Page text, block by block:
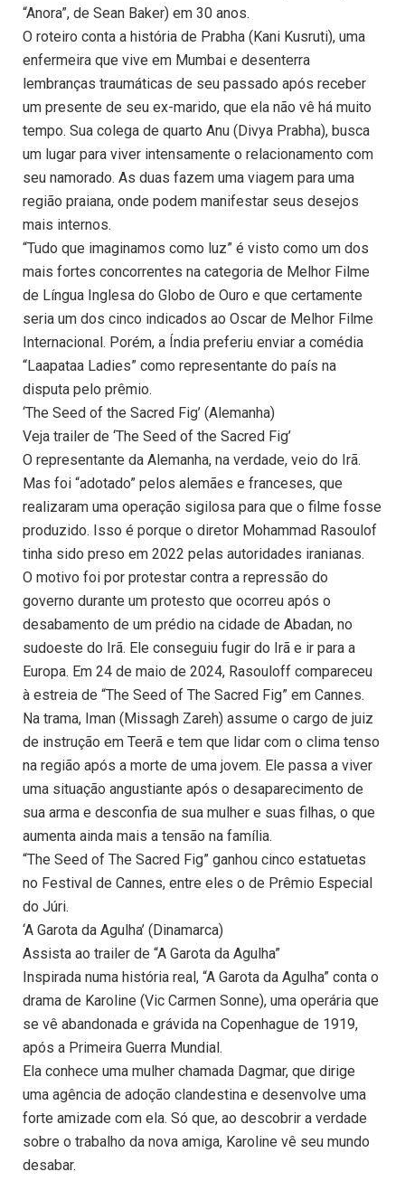
“Anora”, de Sean Baker) em 30 anos.
O roteiro conta a história de Prabha (Kani Kusruti), uma
enfermeira que vive em Mumbai e desenterra
lembranças traumáticas de seu passado após receber
um presente de seu ex-marido, que ela não vê há muito
tempo. Sua colega de quarto Anu (Divya Prabha), busca
um lugar para viver intensamente o relacionamento com
seu namorado. As duas fazem uma viagem para uma
região praiana, onde podem manifestar seus desejos
mais internos.
“Tudo que imaginamos como luz” é visto como um dos
mais fortes concorrentes na categoria de Melhor Filme
de Língua Inglesa do Globo de Ouro e que certamente
seria um dos cinco indicados ao Oscar de Melhor Filme
Internacional. Porém, a Índia preferiu enviar a comédia
“Laapataa Ladies” como representante do país na
disputa pelo prêmio.
‘The Seed of the Sacred Fig’ (Alemanha)
Veja trailer de ‘The Seed of the Sacred Fig’
O representante da Alemanha, na verdade, veio do Irã.
Mas foi “adotado” pelos alemães e franceses, que
realizaram uma operação sigilosa para que o filme fosse
produzido. Isso é porque o diretor Mohammad Rasoulof
tinha sido preso em 2022 pelas autoridades iranianas.
O motivo foi por protestar contra a repressão do
governo durante um protesto que ocorreu após o
desabamento de um prédio na cidade de Abadan, no
sudoeste do Irã. Ele conseguiu fugir do Irã e ir para a
Europa. Em 24 de maio de 2024, Rasouloff compareceu
à estreia de “The Seed of The Sacred Fig” em Cannes.
Na trama, Iman (Missagh Zareh) assume o cargo de juiz
de instrução em Teerã e tem que lidar com o clima tenso
na região após a morte de uma jovem. Ele passa a viver
uma situação angustiante após o desaparecimento de
sua arma e desconfia de sua mulher e suas filhas, o que
aumenta ainda mais a tensão na família.
“The Seed of The Sacred Fig” ganhou cinco estatuetas
no Festival de Cannes, entre eles o de Prêmio Especial
do Júri.
‘A Garota da Agulha’ (Dinamarca)
Assista ao trailer de “A Garota da Agulha”
Inspirada numa história real, “A Garota da Agulha” conta o
drama de Karoline (Vic Carmen Sonne), uma operária que
se vê abandonada e grávida na Copenhague de 1919,
após a Primeira Guerra Mundial.
Ela conhece uma mulher chamada Dagmar, que dirige
uma agência de adoção clandestina e desenvolve uma
forte amizade com ela. Só que, ao descobrir a verdade
sobre o trabalho da nova amiga, Karoline vê seu mundo
desabar.